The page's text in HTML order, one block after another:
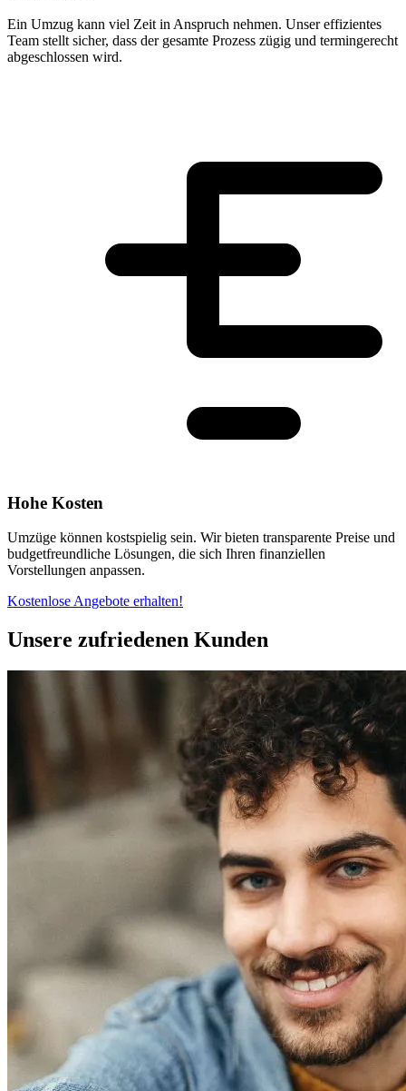
Ein Umzug kann viel Zeit in Anspruch nehmen. Unser effizientes
Team stellt sicher, dass der gesamte Prozess zügig und termingerecht
abgeschlossen wird.
Hohe Kosten
Umzüge können kostspielig sein. Wir bieten transparente Preise und
budgetfreundliche Lösungen, die sich Ihren finanziellen
Vorstellungen anpassen.
Kostenlose Angebote erhalten!
Unsere zufriedenen Kunden